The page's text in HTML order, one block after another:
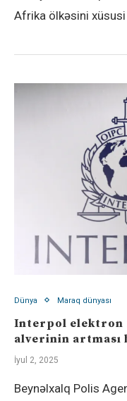
Afrika ölkəsini
Dünya Maraq dünyası
Interpol elektron
alverinin artması
İyul 2, 2025
Beynəlxalq Polis